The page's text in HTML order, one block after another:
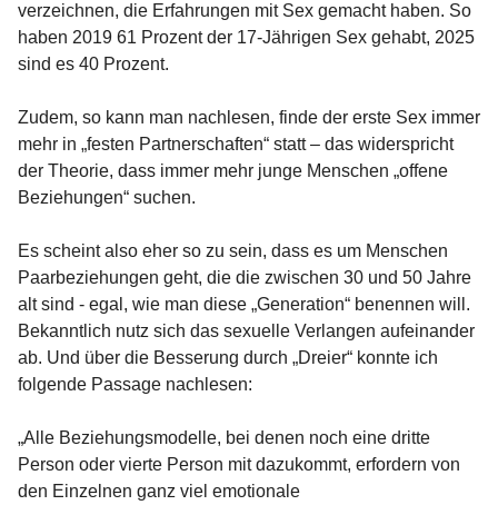
verzeichnen, die Erfahrungen mit Sex gemacht haben. So
haben 2019 61 Prozent der 17-Jährigen Sex gehabt, 2025
sind es 40 Prozent.
Zudem, so kann man nachlesen, finde der erste Sex immer
mehr in „festen Partnerschaften“ statt – das widerspricht
der Theorie, dass immer mehr junge Menschen „offene
Beziehungen“ suchen.
Es scheint also eher so zu sein, dass es um Menschen
Paarbeziehungen geht, die die zwischen 30 und 50 Jahre
alt sind - egal, wie man diese „Generation“ benennen will.
Bekanntlich nutz sich das sexuelle Verlangen aufeinander
ab. Und über die Besserung durch „Dreier“ konnte ich
folgende Passage nachlesen:
„Alle Beziehungsmodelle, bei denen noch eine dritte
Person oder vierte Person mit dazukommt, erfordern von
den Einzelnen ganz viel emotionale